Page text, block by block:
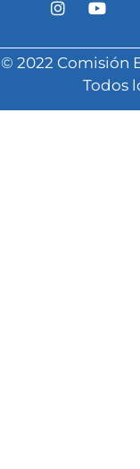
© 2022 Comisión
Todos